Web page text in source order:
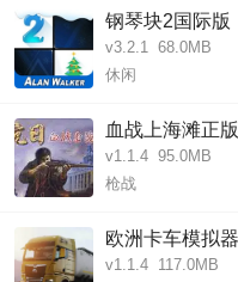
钢琴块2国际版
v3.2.1 68.0MB
休闲
血战上海滩正
v1.1.4 95.0MB
枪战
欧洲卡车模拟
v1.1.4 117.0MB